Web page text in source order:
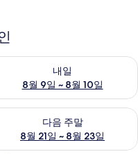
8월 9일
내일
8월 9일 ~ 8월 10일
예약 가능 여부 확인, 8월
~ 8월 16일
다음 주말
8월 21일 ~ 8월 23일
주말 예약 가능 여부 확인